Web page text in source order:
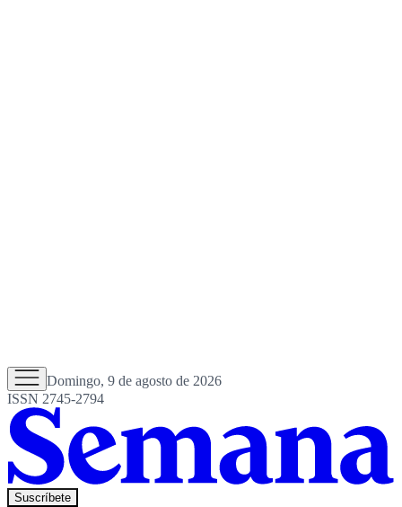
Domingo, 9 de agosto de 2026
ISSN 2745-2794
Suscríbete